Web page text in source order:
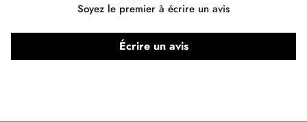
Soyez le premier à écrire un avis
Écrire un avis